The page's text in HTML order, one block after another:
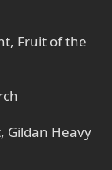
Fruit of the
Gildan Heavy